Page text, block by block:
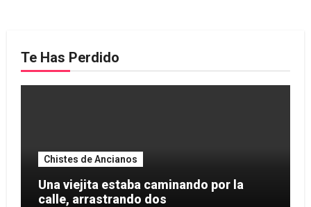
Te Has Perdido
Chistes de Ancianos
Una viejita estaba caminando por la
calle, arrastrando dos